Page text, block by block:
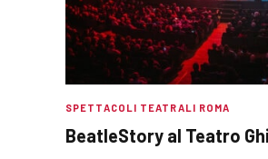
SPETTACOLI TEATRALI ROMA
BeatleStory al Teatro